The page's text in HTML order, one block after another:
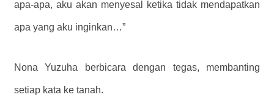
apa-apa, aku akan menyesal ketika tidak mendapatkan
apa yang aku inginkan…”
Nona Yuzuha berbicara dengan tegas, membanting
setiap kata ke tanah.